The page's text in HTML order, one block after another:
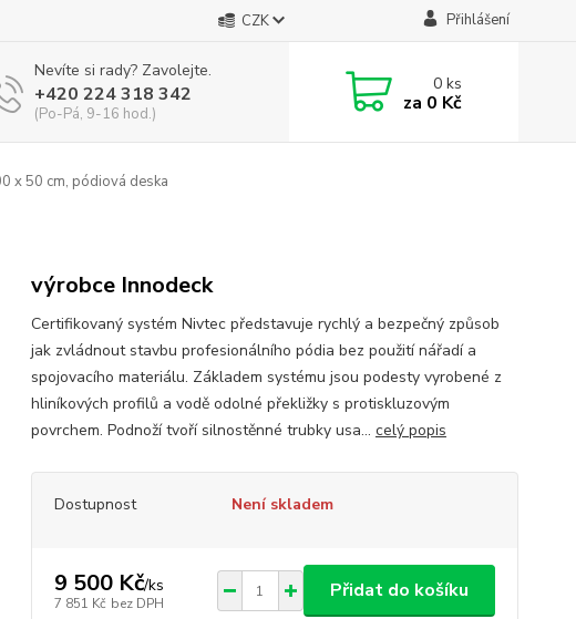
CZK Přihlášení
Nevíte si rady? Zavolejte.
+420 224 318 342
(Po-Pá, 9-16 hod.)
0ks
za 0 Kč
x 50 cm, pódiová deska
výrobce Innodeck
Certifikovaný systém Nivtec představuje rychlý a bezpečný způsob
jak zvládnout stavbu profesionálního pódia bez použití nářadí a
spojovacího materiálu. Základem systému jsou podesty vyrobené z
hliníkových profilů a vodě odolné překližky s protiskluzovým
povrchem. Podnoží tvoří silnostěnné trubky usa... celý popis
Dostupnost Není skladem
9 500 Kč/ks
7 851 Kč bez DPH
Přidat do košíku